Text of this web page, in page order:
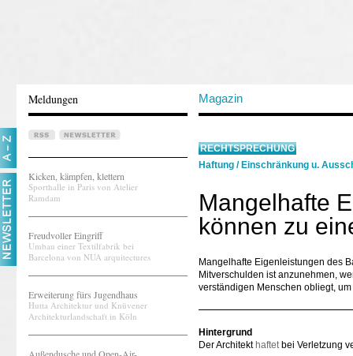
Meldungen Magazin
Kicken, kämpfen, klettern
Sporthalle in Paris von Atelier
Ramdam
Freudvoller Eingriff
Umbau einer Textilfabrik bei
Barcelona von NUA arquitectures
Erweiterung fürs Jugendhaus
Hutta Architektur und Knüvener
Architekturlandschaft in Köln
RECHTSPRECHUNG
Haftung / Einschränkung u.
Mangelhafte
können zu
Mangelhafte Eigenleistungen des
Mitverschulden ist anzunehmen,
verständigen Menschen obliegt,
Hintergrund
Der Architekt haftetbei Verletzung